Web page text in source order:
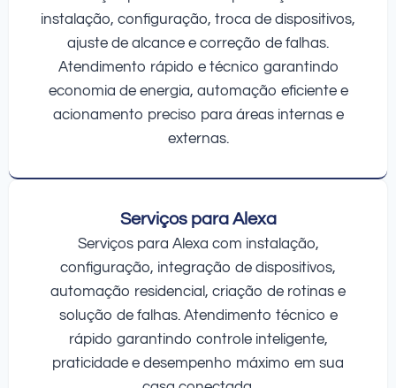
instalação, configuração, troca de dispositivos,
ajuste de alcance e correção de falhas.
Atendimento rápido e técnico garantindo
economia de energia, automação eficiente e
acionamento preciso para áreas internas e
externas.
Serviços para Alexa
Serviços para Alexa com instalação,
configuração, integração de dispositivos,
automação residencial, criação de rotinas e
solução de falhas. Atendimento técnico e
rápido garantindo controle inteligente,
praticidade e desempenho máximo em sua